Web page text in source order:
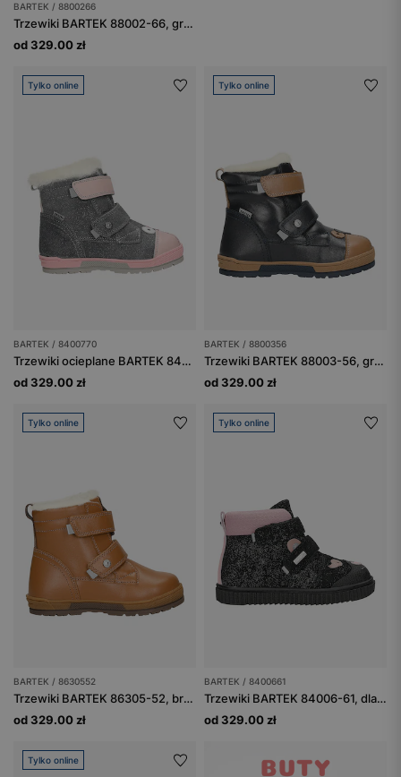
BARTEK / 8800266
Trzewiki BARTEK 88002-66, granat + czarny
od 329.00 zł
Tylko online
BARTEK / 8400770
Trzewiki ocieplane BARTEK 84007-70, dla dziewcząt, popielato-różowe
od 329.00 zł
Tylko online
BARTEK / 8800356
Trzewiki BARTEK 88003-56, granatowo-brązowe
od 329.00 zł
Tylko online
BARTEK / 8630552
Trzewiki BARTEK 86305-52, brązowe
od 329.00 zł
Tylko online
BARTEK / 8400661
Trzewiki BARTEK 84006-61, dla dziewcząt, czarny + różowy
od 329.00 zł
Tylko online